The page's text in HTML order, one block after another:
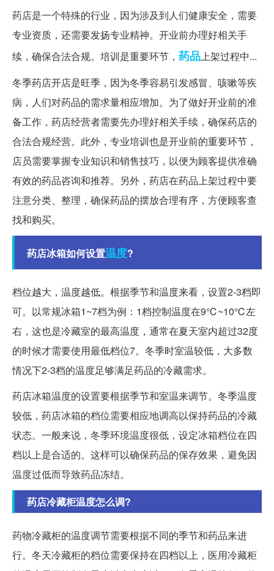
药店是一个特殊的行业，因为涉及到人们健康安全，需要
专业资质，还需要发扬专业精神。开业前办理好相关手
续，确保合法合规。培训是重要环节， 药品上架过程中...
冬季药店开店是旺季，因为冬季容易引发感冒、咳嗽等疾
病，人们对药品的需求量相应增加。为了做好开业前的准
备工作，药店经营者需要先办理好相关手续，确保药店的
合法合规经营。此外，专业培训也是开业前的重要环节，
店员需要掌握专业知识和销售技巧，以便为顾客提供准确
有效的药品咨询和推荐。另外，药店在药品上架过程中要
注意分类、整理，确保药品的摆放合理有序，方便顾客查
找和购买。
药店冰箱如何设置温度?
档位越大，温度越低。根据季节和温度来看，设置2-3档即
可。以常规冰箱1~7档为例：1档控制温度在9℃~10℃左
右，这也是冷藏室的最高温度，通常在夏天室内超过32度
的时候才需要使用最低档位7。冬季时室温较低，大多数
情况下2-3档的温度足够满足药品的冷藏需求。
药店冰箱温度的设置要根据季节和室温来调节。冬季温度
较低，药店冰箱的档位需要相应地调高以保持药品的冷藏
状态。一般来说，冬季环境温度很低，设定冰箱档位在四
档以上是合适的。这样可以确保药品的保存效果，避免因
温度过低而导致药品冻结。
药店冷藏柜温度怎么调?
药物冷藏柜的温度调节需要根据不同的季节和药品来进
行。冬天冷藏柜的档位需要保持在四档以上，医用冷藏柜